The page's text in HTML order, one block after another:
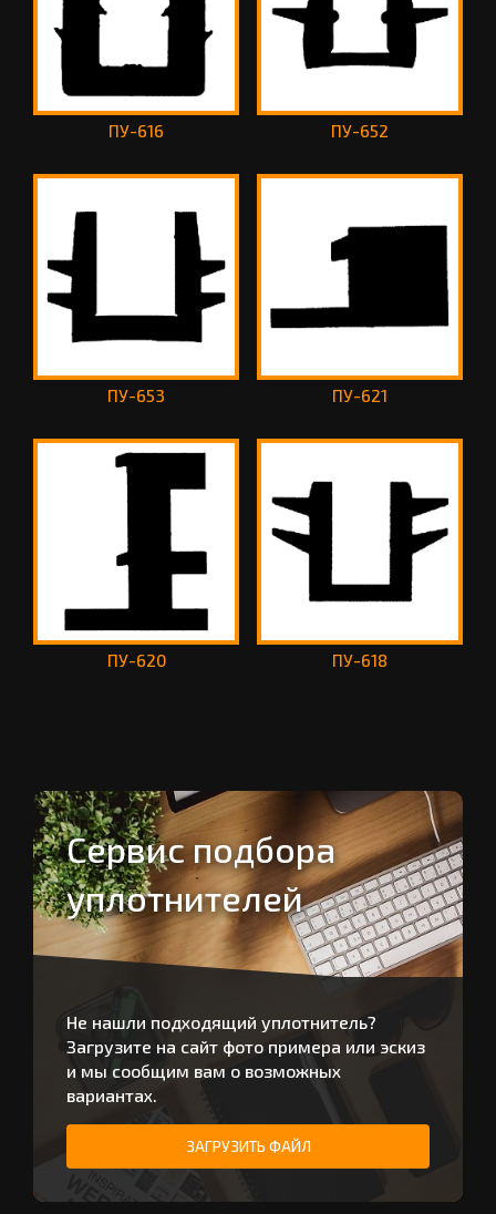
ПУ-616 ПУ-652
ПУ-653 ПУ-621
ПУ-620 ПУ-618
Сервис подбора
уплотнителей
Не нашли подходящий уплотнитель?
Загрузите на сайт фото примера или эскиз
и мы сообщим вам о возможных
вариантах.
ЗАГРУЗИТЬ ФАЙЛ